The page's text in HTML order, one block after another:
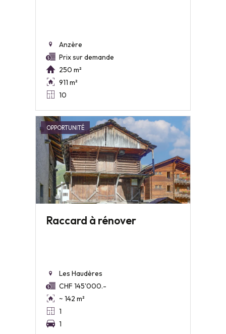
Anzère
Prix sur demande
250 m²
911 m²
10
OPPORTUNITÉ
Raccard à rénover
Les Haudères
CHF 145'000.-
~ 142 m²
1
1